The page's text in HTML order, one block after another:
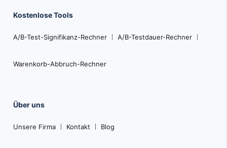
Kostenlose Tools
A/B-Test-Signifikanz-Rechner A/B-Testdauer-Rechner
Warenkorb-Abbruch-Rechner
Über uns
Unsere Firma Kontakt Blog